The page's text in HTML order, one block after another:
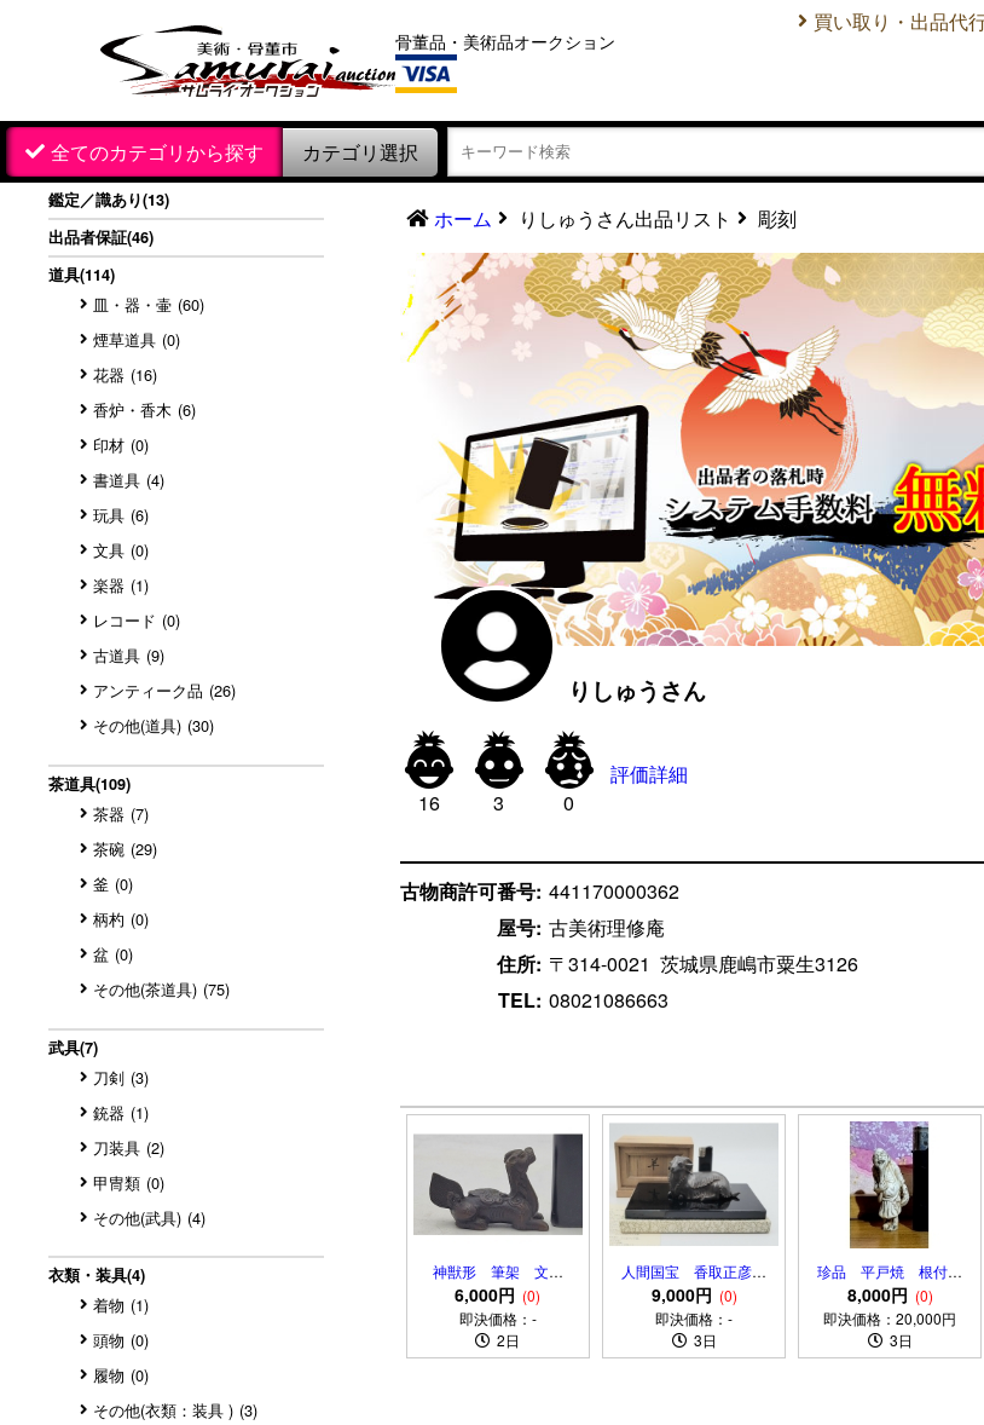
骨董品・美術品オークション
買い取り・出品代
全てのカテゴリから探す カテゴリ選択
鑑定／識あり(13)
出品者保証(46)
道具(114)
皿・器・壷 (60)
煙草道具 (0)
花器 (16)
香炉・香木 (6)
印材 (0)
書道具 (4)
玩具 (6)
文具 (0)
楽器 (1)
レコード (0)
古道具 (9)
アンティーク品 (26)
その他(道具) (30)
茶道具(109)
茶器 (7)
茶碗 (29)
釜 (0)
柄杓 (0)
盆 (0)
その他(茶道具) (75)
武具(7)
刀剣 (3)
銃器 (1)
刀装具 (2)
甲冑類 (0)
その他(武具) (4)
衣類・装具(4)
着物 (1)
頭物 (0)
履物 (0)
その他(衣類：装具 ) (3)
ホーム りしゅうさん出品リスト 彫刻
りしゅうさん

16

3

0
評価詳細
古物商許可番号: 441170000362
屋号: 古美術理修庵
住所: 〒314-0021 茨城県鹿嶋市粟生3126
TEL: 08021086663
神獣形 筆架 文房
具 時代物の銅器製
6,000円 (0)
即決価格：-
2日
人間国宝 香取正彦
羊 共箱、敷板、略歴
付 銅製
9,000円 (0)
即決価格：-
3日
珍品 平戸焼 根付
時代物 堤物
8,000円 (0)
即決価格：20,000円
3日